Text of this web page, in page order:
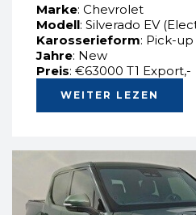
Marke: Chevrolet
Modell: Silverado EV
Karosserieform: Pick-up
Jahre: New
Preis: €63000 T1 Export,-
WEITER LEZEN